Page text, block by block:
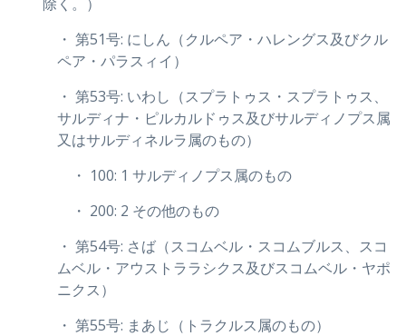
・ 第51号: にしん（クルペア・ハレングス及びクル
ペア・パラスィイ）
・ 第53号: いわし（スプラトゥス・スプラトゥス、
サルディナ・ピルカルドゥス及びサルディノプス属
又はサルディネルラ属のもの）
・ 100: 1 サルディノプス属のもの
・ 200: 2 その他のもの
・ 第54号: さば（スコムベル・スコムブルス、スコ
ムベル・アウストララシクス及びスコムベル・ヤポ
ニクス）
・ 第55号: まあじ（トラクルス属のもの）